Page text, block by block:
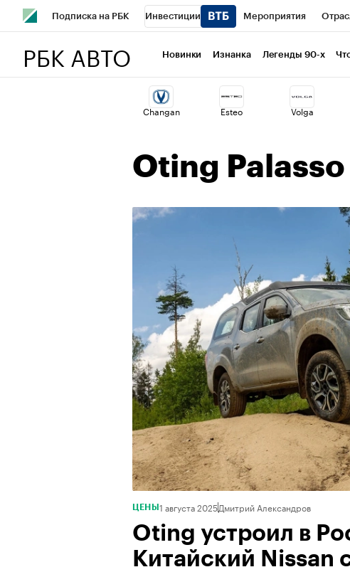
Подписка на РБК Инвестиции Мероприятия
РБК Бизнес-среда Дискуссионный клуб Исследования
Проверка контрагентов Политика
РБК АВТО Новинки Изнанка Легенды 90-х
Changan Esteo Volga
Oting Palasso
ЦЕНЫ 1 августа 2025Дмитрий Александров
Oting устроил в
Китайский Nissan